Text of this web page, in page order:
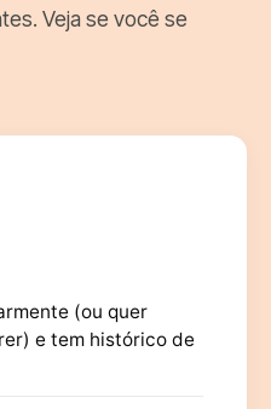
Veja se você se
(ou quer
e tem histórico de